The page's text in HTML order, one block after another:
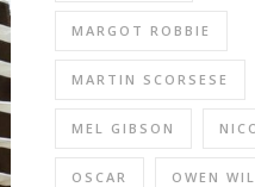
MARGOT ROBBIE
MARTIN SCORSESE
MEL GIBSON
OSCAR OWEN